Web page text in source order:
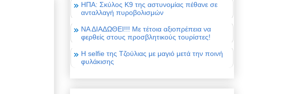
ΗΠΑ: Σκύλος Κ9 της αστυνομίας πέθανε σε
ανταλλαγή πυροβολισμών
ΝΑ ΔΙΑΔΩΘΕΙ!!! Με τέτοια αξιοπρέπεια να
φερθείς στους προσβλητικούς τουρίστες!
Η selfie της Τζούλιας με μαγιό μετά την ποινή
φυλάκισης